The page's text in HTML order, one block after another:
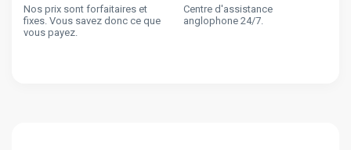
Nos prix sont forfaitaires et
fixes. Vous savez donc ce que
vous payez.
Centre d'assistance
anglophone 24/7.